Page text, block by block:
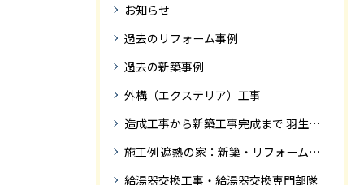
お知らせ
過去のリフォーム事例
過去の新築事例
外構（エクステリア）工事
造成工事から新築工事完成まで 羽生市Ｓ様邸新築工事・
施工例 遮熱の家：新築・リフォーム ドローンにて空撮
給湯器交換工事・給湯器交換専門部隊